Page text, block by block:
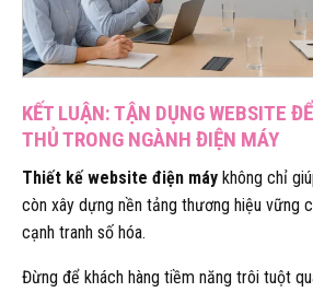
KẾT LUẬN: TẬN DỤNG WEBSITE
THỦ TRONG NGÀNH ĐIỆN MÁY
Thiết kế website điện máy không chỉ
còn xây dựng nền tảng thương hiệu vững
cạnh tranh số hóa.
Đừng để khách hàng tiềm năng trôi tuột